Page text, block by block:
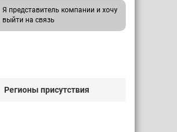
Я представитель компании и хочу
выйти на связь
Регионы присутствия